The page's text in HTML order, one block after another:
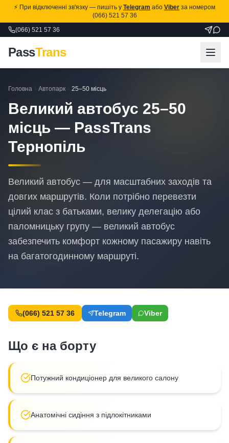
⚡ При відключенні зв'язку — пишіть у Telegram або Viber за номером
(066) 521 57 36
(066) 521 57 36
PassTrans
Головна Автопарк 25–50 місць
Великий автобус 25–50
місць — PassTrans
Тернопіль
Великий автобус — для масштабних заходів та
довгих маршрутів. Коли потрібно перевезти
цілий клас з батьками, велику делегацію або
паломницьку групу — великий автобус
забезпечить комфорт кожному пасажиру навіть
на багатогодинному маршруті.
(066) 521 57 36 Telegram Viber
Що є на борту
Потужний кондиціонер для великого салону
Анатомічні сидіння з підлокітниками